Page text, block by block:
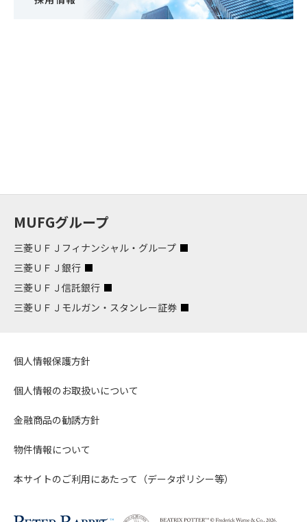
MUFGグループ
三菱ＵＦＪフィナンシャル・グループ
三菱ＵＦＪ銀行
三菱ＵＦＪ信託銀行
三菱ＵＦＪモルガン・スタンレー証券
個人情報保護方針
個人情報のお取扱いについて
金融商品の勧誘方針
物件情報について
本サイトのご利用にあたって（データポリシー等）